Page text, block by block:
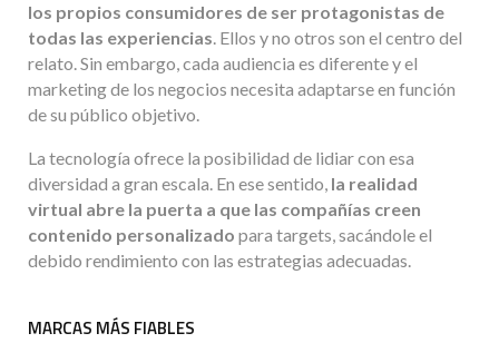
los propios consumidores de ser protagonistas de
todas las experiencias. Ellos y no otros son el centro del
relato. Sin embargo, cada audiencia es diferente y el
marketing de los negocios necesita adaptarse en función
de su público objetivo.
La tecnología ofrece la posibilidad de lidiar con esa
diversidad a gran escala. En ese sentido, la realidad
virtual abre la puerta a que las compañías creen
contenido personalizado para targets, sacándole el
debido rendimiento con las estrategias adecuadas.
MARCAS MÁS FIABLES